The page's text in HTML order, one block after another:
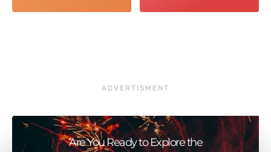
ADVERTISMENT
Are You Ready to Explore the